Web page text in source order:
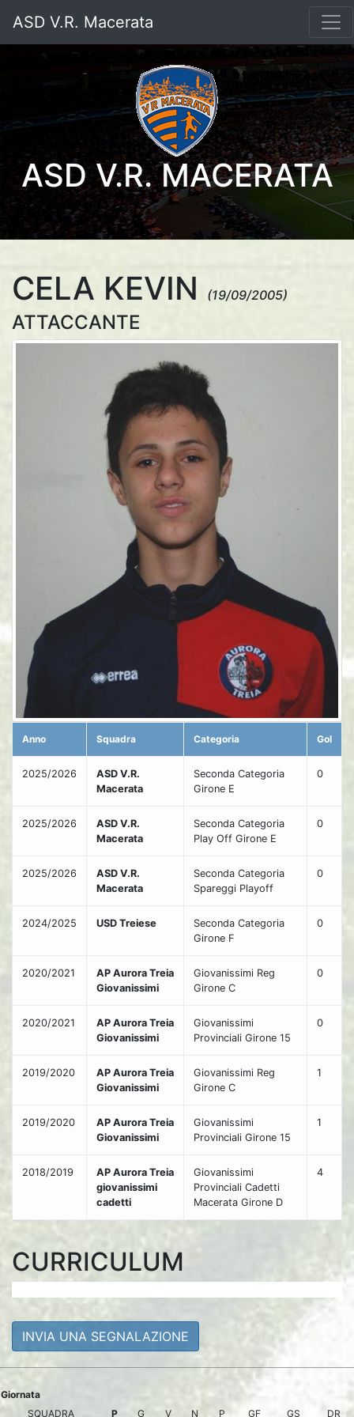
ASD V.R. Macerata
ASD V.R. MACERATA
CELA KEVIN (19/09/2005)
ATTACCANTE
Anno Squadra Categoria Gol
2025/2026
ASD V.R.
Macerata
Seconda Categoria
Girone E
0
2025/2026
ASD V.R.
Macerata
Seconda Categoria
Play Off Girone E
0
2025/2026
ASD V.R.
Macerata
Seconda Categoria
Spareggi Playoff
0
2024/2025 USD Treiese
Seconda Categoria
Girone F
0
2020/2021
AP Aurora Treia
Giovanissimi
Giovanissimi Reg
Girone C
0
2020/2021
AP Aurora Treia
Giovanissimi
Giovanissimi
Provinciali Girone 15
0
2019/2020
AP Aurora Treia
Giovanissimi
Giovanissimi Reg
Girone C
1
2019/2020
AP Aurora Treia
Giovanissimi
Giovanissimi
Provinciali Girone 15
1
2018/2019
AP Aurora Treia
giovanissimi
cadetti
Giovanissimi
Provinciali Cadetti
Macerata Girone D
4
CURRICULUM
INVIA UNA SEGNALAZIONE
Giornata
SQUADRA
P G V N P GF GS DR